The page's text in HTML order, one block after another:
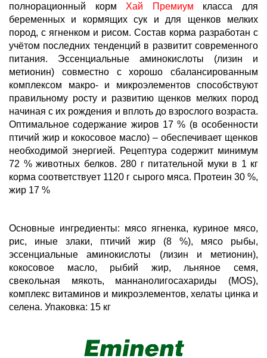
полнорационный корм Хай Премиум класса для
беременных и кормящих сук и для щенков мелких
пород, с ягненком и рисом. Состав корма разработан с
учётом последних тенденций в развитит современного
питания. Эссенциальные аминокислоты (лизин и
метионин) совместно с хорошо сбалансированным
комплексом макро- и микроэлементов способствуют
правильному росту и развитию щенков мелких пород
начиная с их рождения и вплоть до взрослого возраста.
Оптимальное содержание жиров 17 % (в особенности
птичий жир и кокосовое масло) – обеспечивает щенков
необходимой энергией. Рецептура содержит минимум
72 % животных белков. 280 г питательной муки в 1 кг
корма соответствуeт 1120 г сырого мяса. Протеин 30 %,
жир 17 %
Основные ингредиенты: мясо ягненка, куриное мясо,
рис, иные злаки, птичий жир (8 %), мясо рыбы,
эссенциальные аминокислоты (лизин и метионин),
кокосовое масло, рыбий жир, льняное семя,
свекольная мякоть, маннанолигосахариды (MOS),
комплекс витаминов и микроэлементов, хелаты цинка и
селена. Упаковка: 15 кг